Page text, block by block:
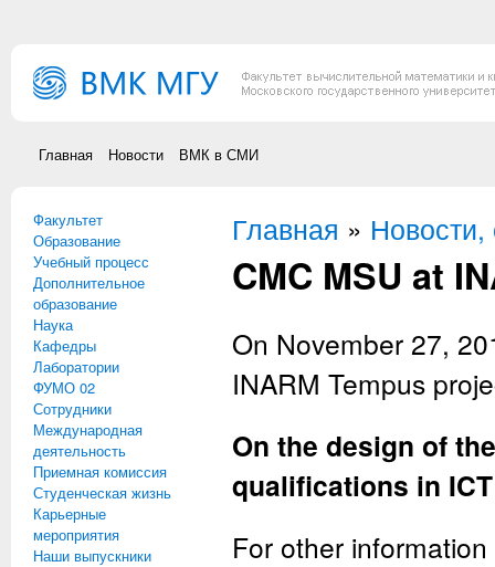
Главная Новости ВМК в СМИ
Факультет
Образование
Учебный процесс
Дополнительное
образование
Наука
Кафедры
Лаборатории
ФУМО 02
Сотрудники
Международная
деятельность
Приемная комиссия
Студенческая жизнь
Карьерные
мероприятия
Наши выпускники
Вы здесь
Главная »
CMC MSU at
On November 27,
INARM Tempus
On the design of
qualifications in ICT
For other